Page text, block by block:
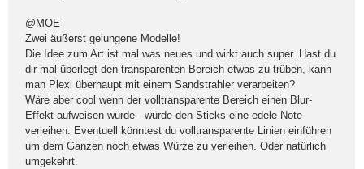
@MOE
Zwei äußerst gelungene Modelle!
Die Idee zum Art ist mal was neues und wirkt auch super. Hast du
dir mal überlegt den transparenten Bereich etwas zu trüben, kann
man Plexi überhaupt mit einem Sandstrahler verarbeiten?
Wäre aber cool wenn der volltransparente Bereich einen Blur-
Effekt aufweisen würde - würde den Sticks eine edele Note
verleihen. Eventuell könntest du volltransparente Linien einführen
um dem Ganzen noch etwas Würze zu verleihen. Oder natürlich
umgekehrt.